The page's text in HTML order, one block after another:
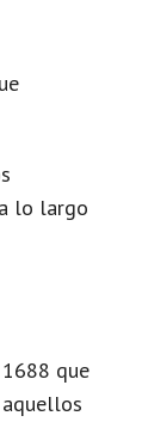
lo largo
que